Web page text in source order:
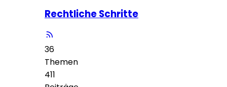
Rechtliche Schritte
36
Themen
411